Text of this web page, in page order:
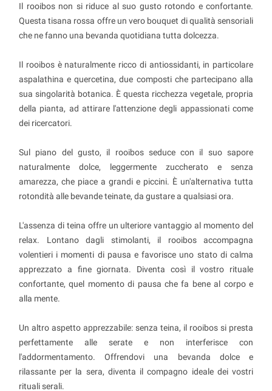
Il rooibos non si riduce al suo gusto rotondo e confortante.
Questa tisana rossa offre un vero bouquet di qualità sensoriali
che ne fanno una bevanda quotidiana tutta dolcezza.
Il rooibos è naturalmente ricco di antiossidanti, in particolare
aspalathina e quercetina, due composti che partecipano alla
sua singolarità botanica. È questa ricchezza vegetale, propria
della pianta, ad attirare l'attenzione degli appassionati come
dei ricercatori.
Sul piano del gusto, il rooibos seduce con il suo sapore
naturalmente dolce, leggermente zuccherato e senza
amarezza, che piace a grandi e piccini. È un'alternativa tutta
rotondità alle bevande teinate, da gustare a qualsiasi ora.
L'assenza di teina offre un ulteriore vantaggio al momento del
relax. Lontano dagli stimolanti, il rooibos accompagna
volentieri i momenti di pausa e favorisce uno stato di calma
apprezzato a fine giornata. Diventa così il vostro rituale
confortante, quel momento di pausa che fa bene al corpo e
alla mente.
Un altro aspetto apprezzabile: senza teina, il rooibos si presta
perfettamente alle serate e non interferisce con
l'addormentamento. Offrendovi una bevanda dolce e
rilassante per la sera, diventa il compagno ideale dei vostri
rituali serali.